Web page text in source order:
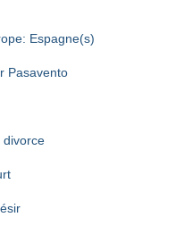
Espagne(s)
Pasavento
divorce